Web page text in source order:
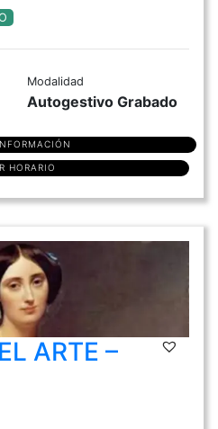
Modalidad
Autogestivo Grabado
HORARIO
ARTE –